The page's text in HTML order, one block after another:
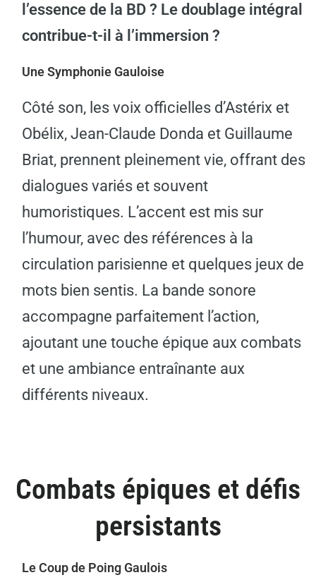
l’essence de la BD ? Le doublage intégral
contribue-t-il à l’immersion ?
Une Symphonie Gauloise
Côté son, les voix officielles d’Astérix et
Obélix, Jean-Claude Donda et Guillaume
Briat, prennent pleinement vie, offrant des
dialogues variés et souvent
humoristiques. L’accent est mis sur
l’humour, avec des références à la
circulation parisienne et quelques jeux de
mots bien sentis. La bande sonore
accompagne parfaitement l’action,
ajoutant une touche épique aux combats
et une ambiance entraînante aux
différents niveaux.
Combats épiques et défis
persistants
Le Coup de Poing Gaulois